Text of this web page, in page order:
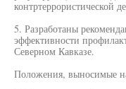
контртеррористической
5. Разработаны
эффективности
Северном Кавказе.
Положения, выносимые